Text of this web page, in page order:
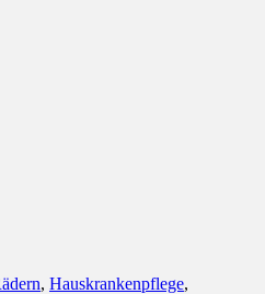
, Hauskrankenpflege,